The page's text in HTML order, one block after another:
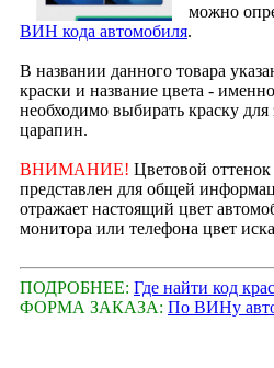
можно
ВИН кода автомобиля.
В названии данного товара
краски и название цвета -
необходимо выбирать краску для
царапин.
ВНИМАНИЕ! Цветовой оттенок
представлен для общей
отражает настоящий цвет
монитора или телефона цвет
ПОДРОБНЕЕ: Где найти код
ФОРМА ЗАКАЗА: По ВИНу